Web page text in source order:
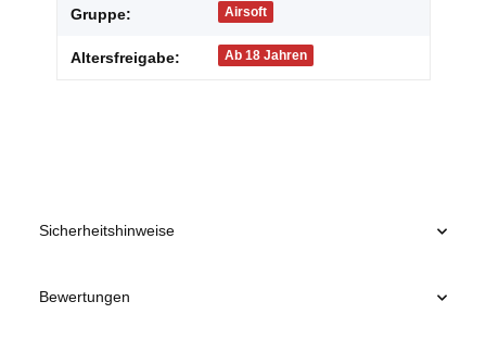
Gruppe: Airsoft
Altersfreigabe: Ab 18 Jahren
Sicherheitshinweise
Bewertungen